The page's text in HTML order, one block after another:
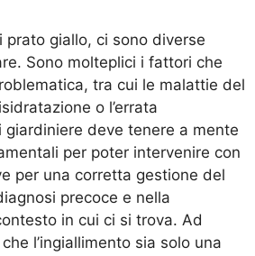
prato giallo, ci sono diverse
Sono molteplici i fattori che
tra cui le malattie del
o l’errata
giardiniere deve tenere a mente
per poter intervenire con
per una corretta gestione del
precoce e nella
in cui ci si trova. Ad
l’ingiallimento sia solo una